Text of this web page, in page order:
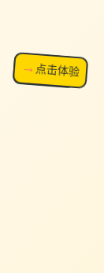
↗超棒！
→点击体验